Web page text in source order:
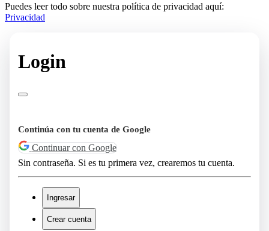
Puedes leer todo sobre nuestra política de privacidad aquí:
Privacidad
Login
Continúa con tu cuenta de Google
Continuar con Google
Sin contraseña. Si es tu primera vez, crearemos tu cuenta.
Ingresar
Crear cuenta